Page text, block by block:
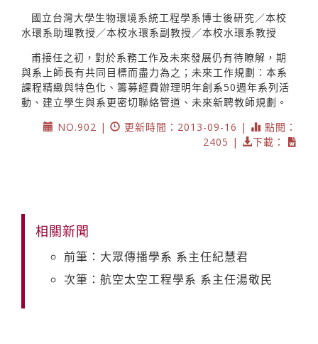
國立台灣大學生物環境系統工程學系博士後研究／本校
水環系助理教授／本校水環系副教授／本校水環系教授
甫接任之初，對於系務工作及未來發展仍有待瞭解，期
與系上師長有共同目標而盡力為之；未來工作規劃：本系
課程精緻與特色化、籌募經費辦理明年創系50週年系列活
動、建立學生與系更密切聯絡管道、未來新聘教師規劃。
NO.902 |
更新時間：2013-09-16 |
點閱：
2405 |
下載：
相關新聞
前筆：大眾傳播學系 系主任紀慧君
次筆：航空太空工程學系 系主任湯敬民